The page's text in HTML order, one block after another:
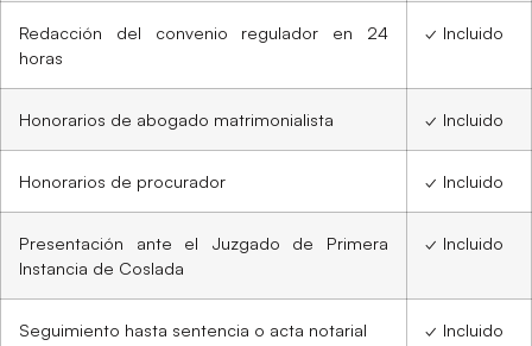
Redacción del convenio regulador en 24
horas
✓ Incluido
Honorarios de abogado matrimonialista ✓ Incluido
Honorarios de procurador ✓ Incluido
Presentación ante el Juzgado de Primera
Instancia de Coslada
✓ Incluido
Seguimiento hasta sentencia o acta notarial ✓ Incluido